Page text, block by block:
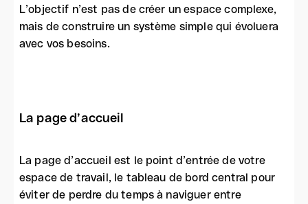
L’objectif n’est pas de créer un espace complexe,
mais de construire un système simple qui évoluera
avec vos besoins.
La page d’accueil
La page d’accueil est le point d’entrée de votre
espace de travail, le tableau de bord central pour
éviter de perdre du temps à naviguer entre